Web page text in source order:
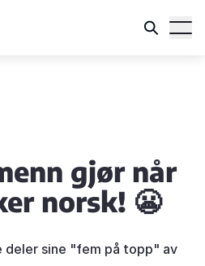
gjør når
norsk! 😬
deler sine "fem på topp" av